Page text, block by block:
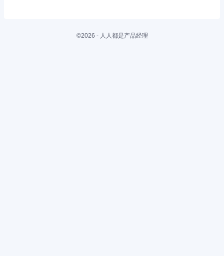
©2026 - 人人都是产品经理